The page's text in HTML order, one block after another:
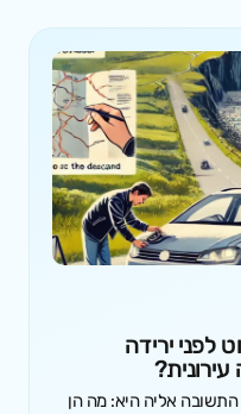
לפני ירידה
אליה היא: מה הן